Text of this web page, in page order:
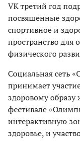
VK третий год
посвященные
спортивное и
пространство для
физического
Социальная сеть
принимает
здоровому
фестивале
интерактивную
здоровье, и